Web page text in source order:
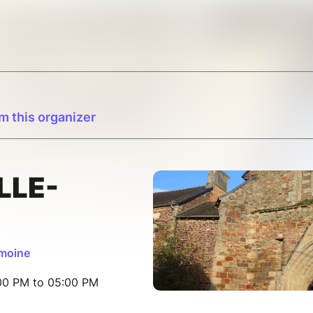
this organizer
PM to 05:00 PM